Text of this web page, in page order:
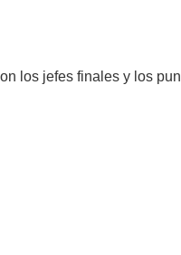
los jefes finales y los